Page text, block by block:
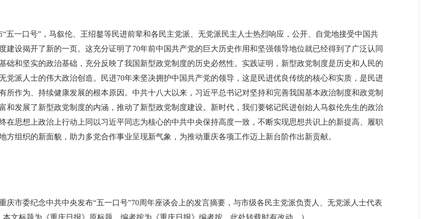
五一口号”，马叙伦、王绍鏊等民进前辈和各民主党派、无党派民主人士热烈响应，公开、自觉地接受中国共
建设揭开了新的一页。这充分证明了70年前中国共产党的巨大历史作用和坚强领导地位就已经得到了广泛认同
础和坚实的政治基础，充分反映了我国新型政党制度的历史必然性。实践证明，新型政党制度是历史和人民的
党派人士的伟大政治创造。民进70年来坚决拥护中国共产党的领导，这是民进优良传统的核心和实质，是民进
所作为、持续健康发展的根本原因。中共十八大以来，习近平总书记对坚持和完善我国基本政治制度和政党制
和发展了新型政党制度的内涵，推动了新型政党制度建设。新时代，我们要铭记民进创始人马叙伦先生的政治
在思想上政治上行动上同以习近平同志为核心的中共中央保持高度一致，不断实现思想共识上的新提高、履职
组织的新面貌，助力多党合作事业呈现新气象，为推动重庆各项工作迈上新台阶作出新贡献。
庆市委纪念中共中央发布“五一口号”70周年座谈会上的发言摘要，与市级各民主党派负责人、无党派人士代表
文标题为《重庆日报》原标题。编者按为《重庆日报》编者按，此处转载时有改动。）